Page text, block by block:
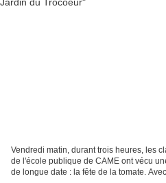
Vendredi matin, durant trois heures, les
de l'école publique de CAME ont vécu
de longue date : la fête de la tomate.